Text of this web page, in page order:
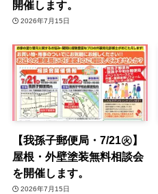
開催します。
2026年7月15日
【我孫子郵便局・7/21㊋】
屋根・外壁塗装無料相談会
を開催します。
2026年7月15日